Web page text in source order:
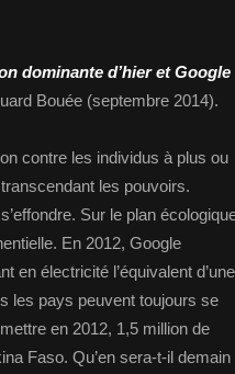
dominante d’hier et Google
Bouée (septembre 2014).
contre les individus à plus ou
les pouvoirs.
Sur le plan
En 2012, Google
en électricité l’équivalent d’une
les pays peuvent toujours se
en 2012, 1,5 million de
Faso. Qu’en sera-t-il demain